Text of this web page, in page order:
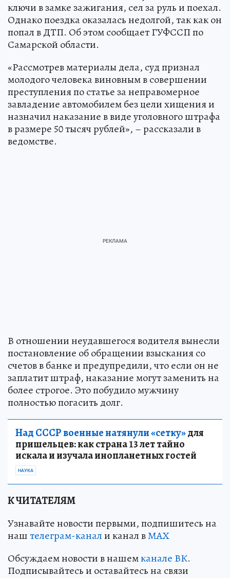
ключи в замке зажигания, сел за руль и поехал.
Однако поездка оказалась недолгой, так как он
попал в ДТП. Об этом сообщает ГУФССП по
Самарской области.
«Рассмотрев материалы дела, суд признал
молодого человека виновным в совершении
преступления по статье за неправомерное
завладение автомобилем без цели хищения и
назначил наказание в виде уголовного штрафа
в размере 50 тысяч рублей», – рассказали в
ведомстве.
В отношении неудавшегося водителя вынесли
постановление об обращении взыскания со
счетов в банке и предупредили, что если он не
заплатит штраф, наказание могут заменить на
более строгое. Это побудило мужчину
полностью погасить долг.
Над СССР военные натянули «сетку»для
пришельцев: как страна 13 лет тайно
искала и изучала инопланетных гостей
НАУКА
К ЧИТАТЕЛЯМ
Узнавайте новости первыми, подпишитесь на
наштелеграм-канали канал вМАХ
Обсуждаем новости в нашемканале ВК.
Подписывайтесь и оставайтесь на связи